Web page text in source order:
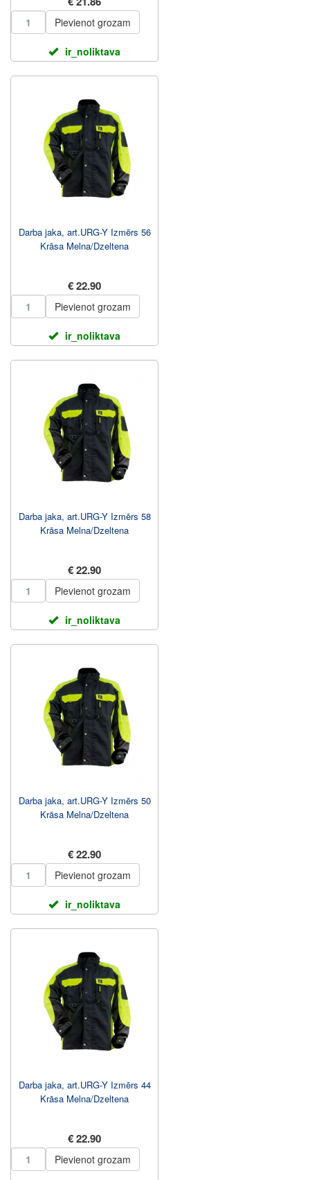
Pievienot grozam
ir_noliktava
Darba jaka, art.URG-Y Izmērs 56
Krāsa Melna/Dzeltena
€ 22.90
Pievienot grozam
ir_noliktava
Darba jaka, art.URG-Y Izmērs 58
Krāsa Melna/Dzeltena
€ 22.90
Pievienot grozam
ir_noliktava
Darba jaka, art.URG-Y Izmērs 50
Krāsa Melna/Dzeltena
€ 22.90
Pievienot grozam
ir_noliktava
Darba jaka, art.URG-Y Izmērs 44
Krāsa Melna/Dzeltena
€ 22.90
Pievienot grozam